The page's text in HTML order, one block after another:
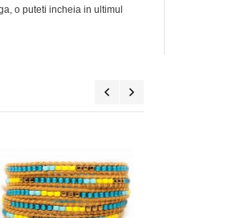
o puteti incheia in ultimul